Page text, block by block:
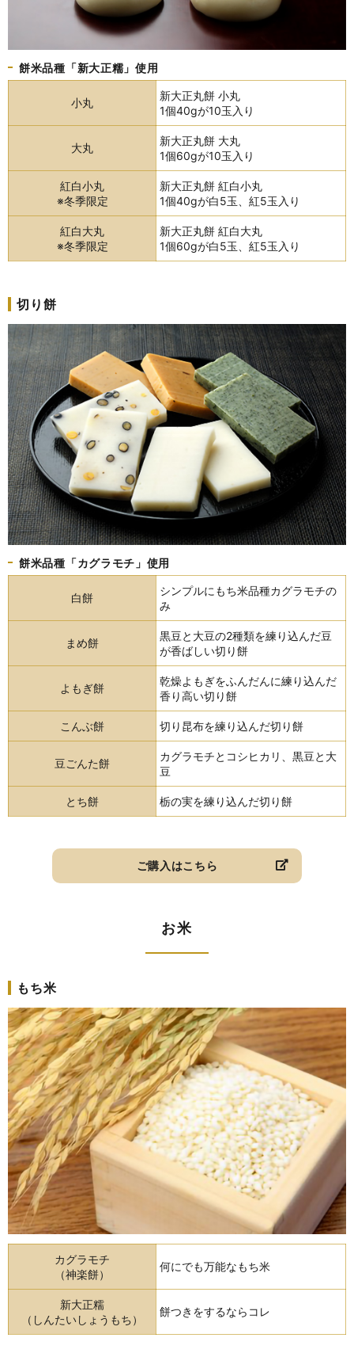
餅米品種「新大正糯」使用
小丸
新大正丸餅 小丸
1個40gが10玉入り
大丸
新大正丸餅 大丸
1個60gが10玉入り
紅白小丸
※冬季限定
新大正丸餅 紅白小丸
1個40gが白5玉、紅5玉入り
紅白大丸
※冬季限定
新大正丸餅 紅白大丸
1個60gが白5玉、紅5玉入り
切り餅
餅米品種「カグラモチ」使用
白餅
シンプルにもち米品種カグラモチの
み
まめ餅
黒豆と大豆の2種類を練り込んだ豆
が香ばしい切り餅
よもぎ餅
乾燥よもぎをふんだんに練り込んだ
香り高い切り餅
こんぶ餅 切り昆布を練り込んだ切り餅
豆ごんた餅
カグラモチとコシヒカリ、黒豆と大
豆
とち餅 栃の実を練り込んだ切り餅
ご購入はこちら
お米
もち米
カグラモチ
（神楽餅）
何にでも万能なもち米
新大正糯
（しんたいしょう もち）
餅つきをするならコレ